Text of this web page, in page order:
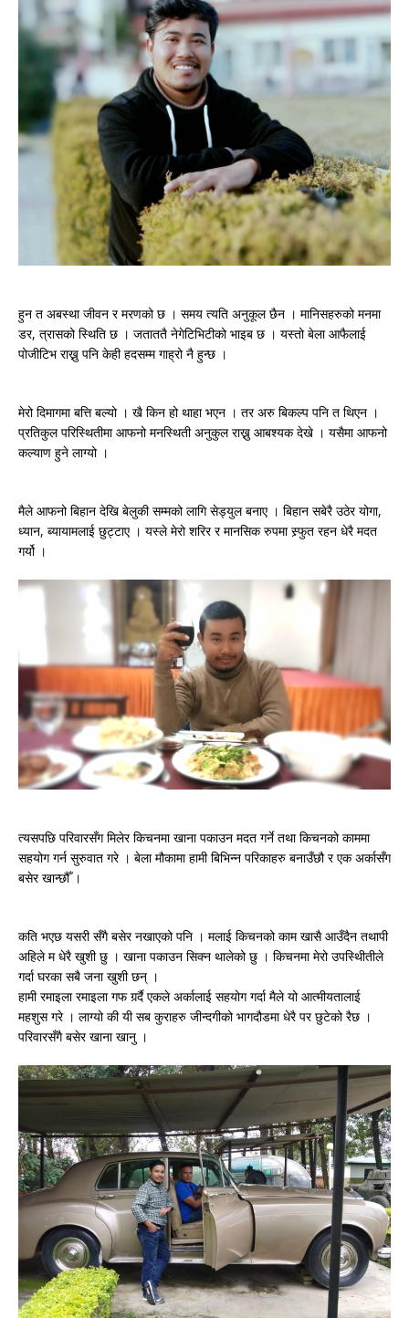
हुन त अबस्था जीवन र मरणको छ । समय त्यति अनुकूल छैन । मानिसहरुको मनमा
डर, त्रासको स्थिति छ । जताततै नेगेटिभिटीको भाइब छ । यस्तो बेला आफैलाई
पोजीटिभ राख्नु पनि केही हदसम्म गाह्रो नै हुन्छ ।
मेरो दिमागमा बत्ति बल्यो । खै किन हो थाहा भएन । तर अरु बिकल्प पनि त थिएन ।
प्रतिकुल परिस्थितीमा आफनो मनस्थिती अनुकुल राख्नु आबश्यक देखे । यसैमा आफनो
कल्याण हुने लाग्यो ।
मैले आफनो बिहान देखि बेलुकी सम्मको लागि सेड्युल बनाए । बिहान सबेरै उठेर योगा,
ध्यान, ब्यायामलाई छुट्टाए । यस्ले मेरो शरिर र मानसिक रुपमा स्र्फुत रहन धेरै मदत
गर्यो ।
त्यसपछि परिवारसँग मिलेर किचनमा खाना पकाउन मदत गर्ने तथा किचनको काममा
सहयोग गर्न सुरुवात गरे । बेला मौकामा हामी बिभिन्न परिकाहरु बनाउँछौ र एक अर्कासँग
बसेर खान्छौँ ।
कति भएछ यसरी सँगै बसेर नखाएको पनि । मलाई किचनको काम खासै आउँदैन तथापी
अहिले म धेरै खुशी छु । खाना पकाउन सिक्न थालेको छु । किचनमा मेरो उपस्थिीतीले
गर्दा घरका सबै जना खुशी छन् ।
हामी रमाइला रमाइला गफ गर्र्दै एकले अर्कालाई सहयोग गर्दा मैले यो आत्मीयतालाई
महशुस गरे । लाग्यो की यी सब कुराहरु जीन्दगीको भागदौडमा धेरै पर छुटेको रैछ ।
परिवारसँगै बसेर खाना खानु ।